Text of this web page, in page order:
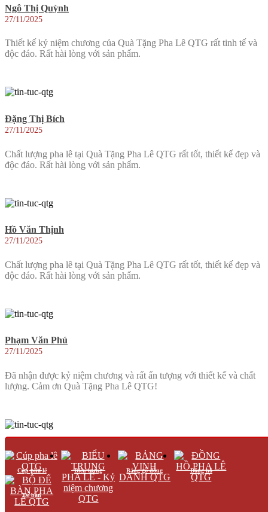
Ngô Thị Quỳnh
27/11/2025
Thiết kế kỷ niệm chương của Quà Tặng Pha Lê QTG rất tinh tế và
độc đáo. Rất hài lòng với sản phẩm.
Đặng Thị Bích
27/11/2025
Chất lượng pha lê tại Quà Tặng Pha Lê QTG rất tốt, thiết kế đẹp và
độc đáo. Rất hài lòng với sản phẩm.
Hồ Văn Thịnh
27/11/2025
Chất lượng pha lê tại Quà Tặng Pha Lê QTG rất tốt, thiết kế đẹp và
độc đáo. Rất hài lòng với sản phẩm.
Phạm Văn Phú
27/11/2025
Đã nhận được kỷ niệm chương và rất ấn tượng với thiết kế và chất
lượng. Cảm ơn Quà Tặng Pha Lê QTG!
Phạm Văn Hùng
27/11/2025
Dịch vụ khách hàng của Quà Tặng Pha Lê QTG rất nhiệt tình và
chuyên nghiệp. Sẽ tiếp tục ủng hộ!
Cúp pha lê Biểu trưng Bảng gỗ đồng Đồng hồ
Để bàn